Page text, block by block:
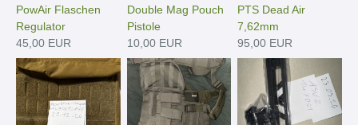
PowAir Flaschen
Regulator
45,00 EUR
Double Mag Pouch
Pistole
10,00 EUR
PTS Dead Air
7,62mm
95,00 EUR